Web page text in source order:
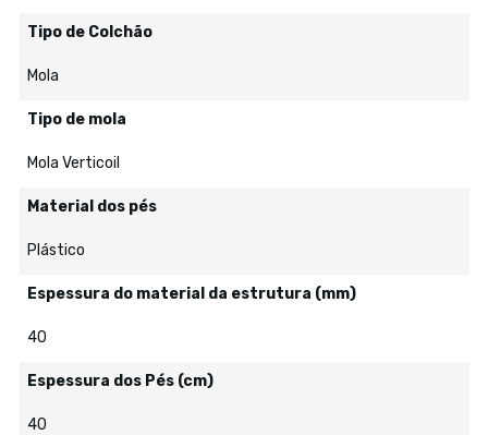
Tipo de Colchão
Mola
Tipo de mola
Mola Verticoil
Material dos pés
Plástico
Espessura do material da estrutura (mm)
40
Espessura dos Pés (cm)
40